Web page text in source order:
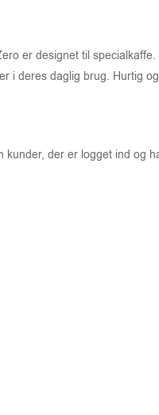
er designet til
i deres daglig brug. Hurtig
kunder, der er logget ind og